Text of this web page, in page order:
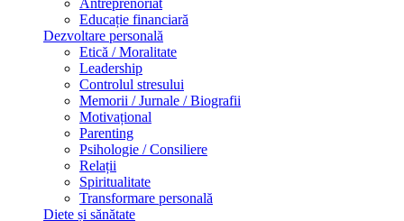
Antreprenoriat
Educație financiară
Dezvoltare personală
Etică / Moralitate
Leadership
Controlul stresului
Memorii / Jurnale / Biografii
Motivațional
Parenting
Psihologie / Consiliere
Relații
Spiritualitate
Transformare personală
Diete și sănătate